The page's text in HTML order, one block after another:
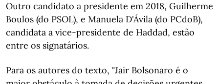
Outro candidato a presidente em 2018, Guilherme
Boulos (do PSOL), e Manuela D'Ávila (do PCdoB),
candidata a vice-presidente de Haddad, estão
entre os signatários.
Para os autores do texto, "Jair Bolsonaro é o